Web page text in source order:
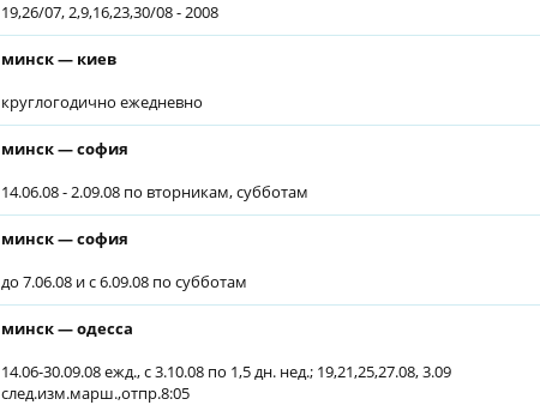
19,26/07, 2,9,16,23,30/08 - 2008
минск — киев
круглогодично ежедневно
минск — софия
14.06.08 - 2.09.08 по вторникам, субботам
минск — софия
до 7.06.08 и с 6.09.08 по субботам
минск — одесса
14.06-30.09.08 ежд., с 3.10.08 по 1,5 дн. нед.; 19,21,25,27.08, 3.09
след.изм.марш.,отпр.8:05